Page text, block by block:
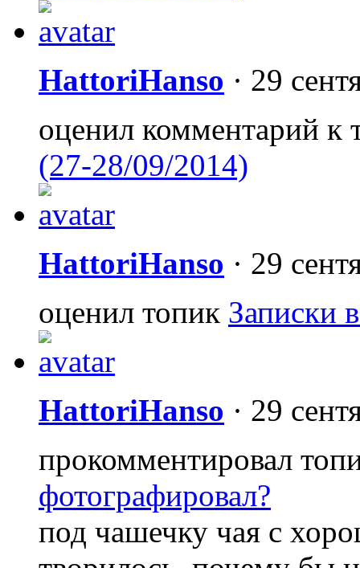
HattoriHanso · 29
оценил комментарий к
(27-28/09/2014)
HattoriHanso · 29
оценил топик Записки
HattoriHanso · 29
прокомментировал
фотографировал?
под чашечку чая с